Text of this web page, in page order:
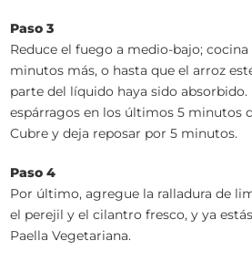
Paso 3
Reduce el fuego a medio-bajo; cocina
minutos más, o hasta que el arroz
parte del líquido haya sido absorbido.
espárragos en los últimos 5 minutos
Cubre y deja reposar por 5 minutos.
Paso 4
Por último, agregue la ralladura de
el perejil y el cilantro fresco, y ya
Paella Vegetariana.